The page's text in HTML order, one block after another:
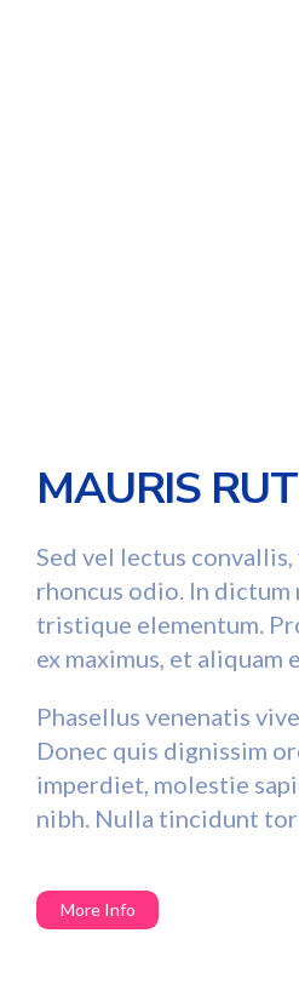
MAURIS
Sed vel lectus
rhoncus odio. In dictum
tristique elementum.
ex maximus, et aliquam
Phasellus venenatis
Donec quis dignissim
imperdiet, molestie
nibh. Nulla tincidunt
More Info